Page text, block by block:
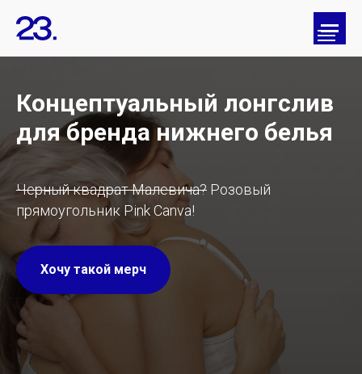
Концептуальный лонгслив
для бренда нижнего белья
Черный квадрат Малевича? Розовый
прямоугольник Pink Canva!
Хочу такой мерч